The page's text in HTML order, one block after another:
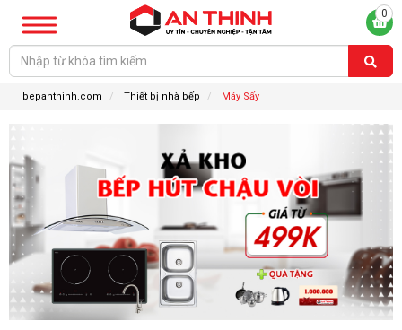
0
bepanthinh.com Thiết bị nhà bếp Máy Sấy